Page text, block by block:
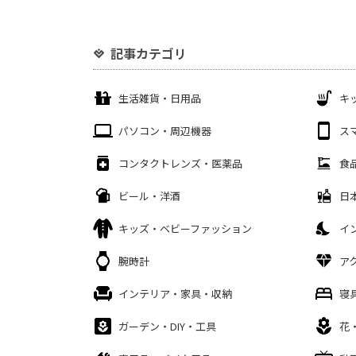
記事カテゴリ
生活雑貨・日用品 キ
パソコン・周辺機器 ス
コンタクトレンズ・医薬品 食
ビール・洋酒 日
キッズ・ベビーファッション イ
腕時計 ア
インテリア・家具・収納 寝
ガーデン・DIY・工具 花